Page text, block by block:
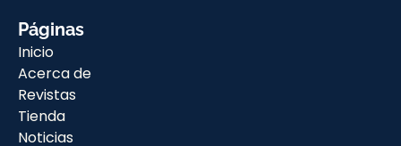
Páginas
Inicio
Acerca de
Revistas
Tienda
Noticias